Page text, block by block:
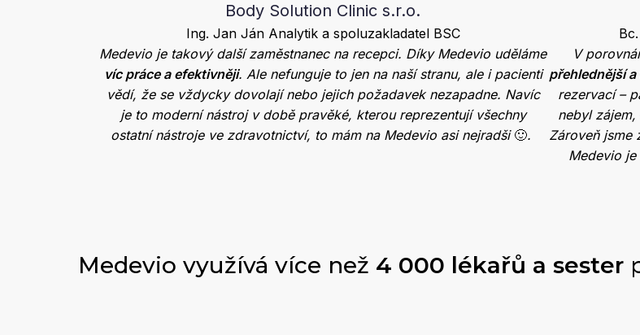
Body Solution Clinic s.r.o.
Ing. Jan Ján Analytik a spoluzakladatel BSC
Medevio je takový další zaměstnanec na recepci. Díky Medevio uděláme
víc práce a efektivněji. Ale nefunguje to jen na naší stranu, ale i pacienti
vědí, že se vždycky dovolají nebo jejich požadavek nezapadne. Navíc
je to moderní nástroj v době pravěké, kterou reprezentují všechny
ostatní nástroje ve zdravotnictví, to mám na Medevio asi nejradši 🙂.
V
přehlednější
rezervací –
nebyl
Zároveň jsme
Medevio
Medevio využívá více než 4 000 lékařů a sester